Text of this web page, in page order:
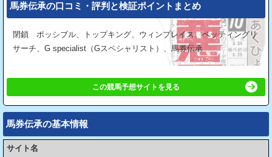
馬券伝承の⼝コミ・評判と検証ポイントまとめ
閉鎖 ポッシブル、トップキング、ウィンプレイス、ベッティングリ
サーチ、G specialist（Gスペシャリスト）、馬券伝承
この競馬予想サイトを見る
馬券伝承の基本情報
サイト名